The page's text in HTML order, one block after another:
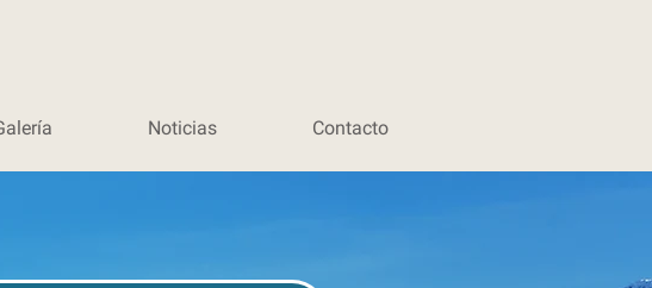
Noticias Contacto